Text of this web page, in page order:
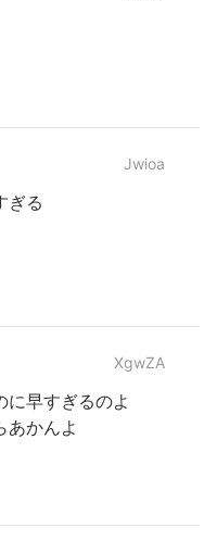
Jwioa
ぎる
XgwZA
に早すぎるのよ
あかんよ